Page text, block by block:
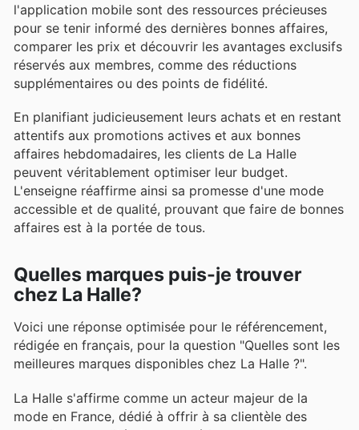
l'application mobile sont des ressources précieuses
pour se tenir informé des dernières bonnes affaires,
comparer les prix et découvrir les avantages exclusifs
réservés aux membres, comme des réductions
supplémentaires ou des points de fidélité.
En planifiant judicieusement leurs achats et en restant
attentifs aux promotions actives et aux bonnes
affaires hebdomadaires, les clients de La Halle
peuvent véritablement optimiser leur budget.
L'enseigne réaffirme ainsi sa promesse d'une mode
accessible et de qualité, prouvant que faire de bonnes
affaires est à la portée de tous.
Quelles marques puis-je trouver
chez La Halle?
Voici une réponse optimisée pour le référencement,
rédigée en français, pour la question "Quelles sont les
meilleures marques disponibles chez La Halle ?".
La Halle s'affirme comme un acteur majeur de la
mode en France, dédié à offrir à sa clientèle des